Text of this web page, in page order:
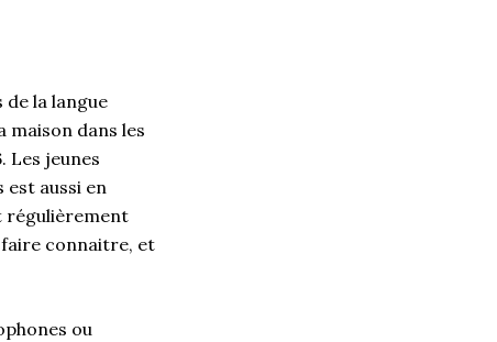
de la langue
maison dans les
Les jeunes
aussi en
régulièrement
faire connaitre, et
ou